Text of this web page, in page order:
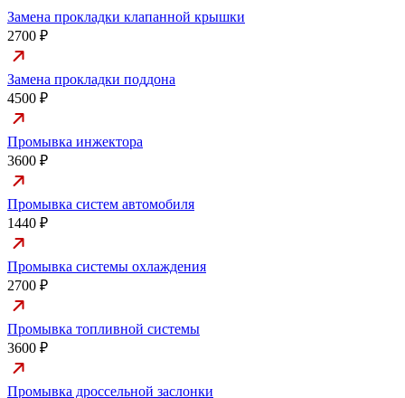
Замена прокладки клапанной крышки
2700 ₽
Замена прокладки поддона
4500 ₽
Промывка инжектора
3600 ₽
Промывка систем автомобиля
1440 ₽
Промывка системы охлаждения
2700 ₽
Промывка топливной системы
3600 ₽
Промывка дроссельной заслонки